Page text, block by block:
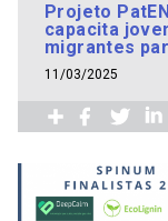
Projeto
capacita
migrantes
11/03/2025